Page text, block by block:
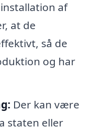
af
at de
så de
og har
Der kan være
staten eller